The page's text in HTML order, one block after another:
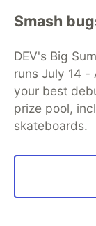
wp_content
L’unica altra
uno
parte di
unGlossario.
Smash
DEV's Big
runs July 14 -
your best
prize pool,
skateboards.